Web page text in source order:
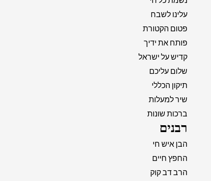
עלינו לשבח
פטום הקטורת
פותח את ידיך
קדיש על ישראל
שלום עליכם
תיקון הכללי
שיר למעלות
ברכות שונות
רבנים
הבן איש חי
החפץ חיים
הרב דב קוק